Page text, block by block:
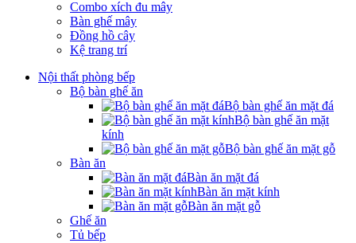
Combo xích đu mây
Bàn ghế mây
Đồng hồ cây
Kệ trang trí
Nội thất phòng bếp
Bộ bàn ghế ăn
Bộ bàn ghế ăn mặt đá
Bộ bàn ghế ăn mặt
kính
Bộ bàn ghế ăn mặt gỗ
Bàn ăn
Bàn ăn mặt đá
Bàn ăn mặt kính
Bàn ăn mặt gỗ
Ghế ăn
Tủ bếp